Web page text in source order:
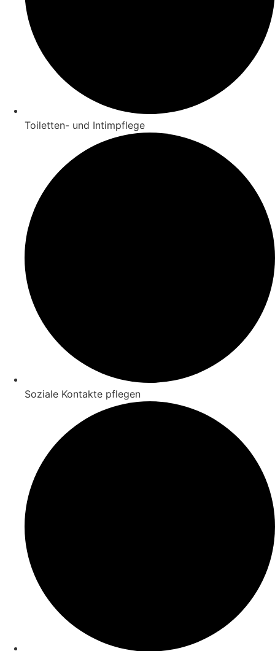
Toiletten- und Intimpflege
Soziale Kontakte pflegen